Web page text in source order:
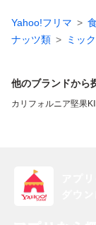
Yahoo!フリマ
ナッツ類
ミッ
他のブランドから
カリフォルニア堅果